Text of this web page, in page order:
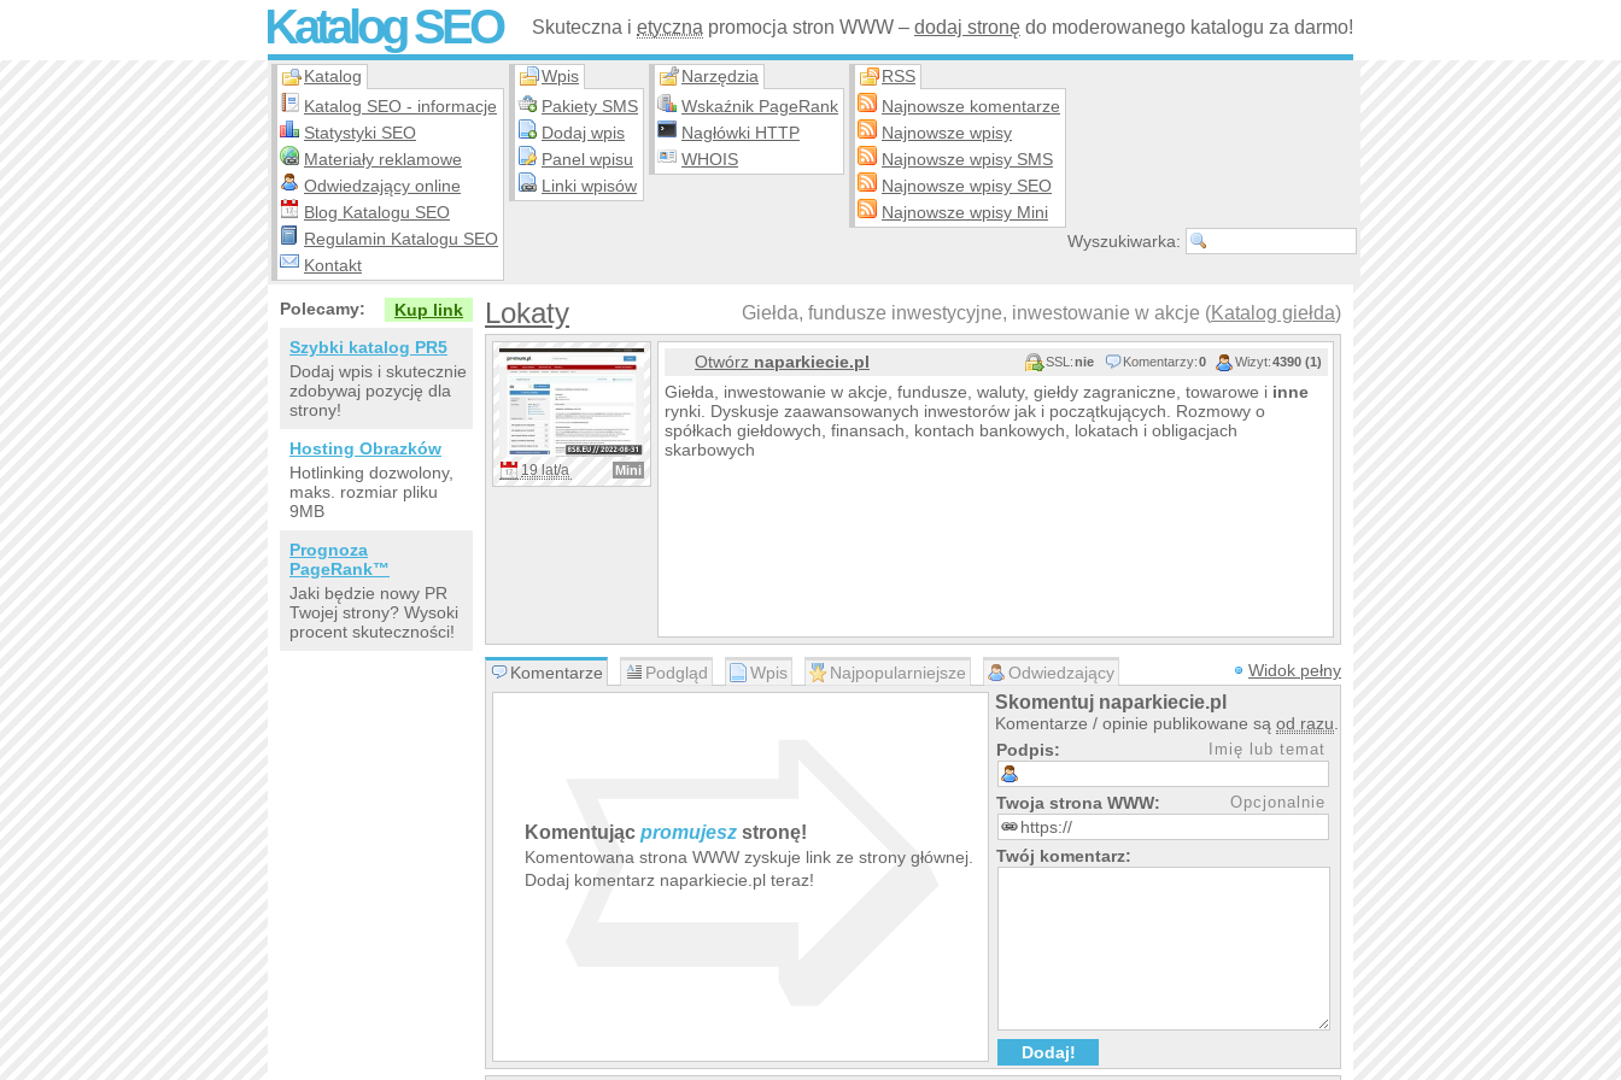
Katalog SEO Skuteczna i etyczna promocja stron WWW – dodaj stronę do moderowanego katalogu za darmo!
Katalog
Katalog SEO - informacje
Statystyki SEO
Materiały reklamowe
Odwiedzający online
Blog Katalogu SEO
Regulamin Katalogu SEO
Kontakt
Wpis
Pakiety SMS
Dodaj wpis
Panel wpisu
Linki wpisów
Narzędzia
Wskaźnik PageRank
Nagłówki HTTP
WHOIS
RSS
Najnowsze komentarze
Najnowsze wpisy
Najnowsze wpisy SMS
Najnowsze wpisy SEO
Najnowsze wpisy Mini
Wyszukiwarka:
Lokaty Giełda, fundusze inwestycyjne, inwestowanie w akcje (Katalog giełda)
19 lat/a Mini
Otwórz naparkiecie.pl SSL:nie Komentarzy:0 Wizyt:4390 (1)
Giełda, inwestowanie w akcje, fundusze, waluty, giełdy zagraniczne, towarowe i inne
rynki. Dyskusje zaawansowanych inwestorów jak i początkujących. Rozmowy o
spółkach giełdowych, finansach, kontach bankowych, lokatach i obligacjach
skarbowych
Komentarze Podgląd Wpis Najpopularniejsze Odwiedzający Widok pełny
Komentując promujesz stronę!
Komentowana strona WWW zyskuje link ze strony głównej.
Dodaj komentarz naparkiecie.pl teraz!
➯ Skomentuj naparkiecie.pl
Komentarze / opinie publikowane są od razu
Podpis:
Imię lub temat
Twoja strona WWW: Opcjonalnie
Twój komentarz:
Polecamy:
Kup link
Szybki katalog PR5
Dodaj wpis i skutecznie
zdobywaj pozycję dla
strony!
Hosting Obrazków
Hotlinking dozwolony,
maks. rozmiar pliku
9MB
Prognoza
PageRank™
Jaki będzie nowy PR
Twojej strony? Wysoki
procent skuteczności!